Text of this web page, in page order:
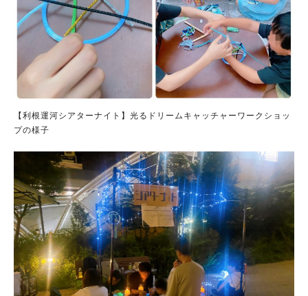
【利根運河シアターナイト】光るドリームキャッチャーワークショッ
プの様子